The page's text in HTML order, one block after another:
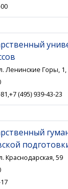
Ленинские Горы, 1,
(495) 939-43-23
Краснодарская, 59